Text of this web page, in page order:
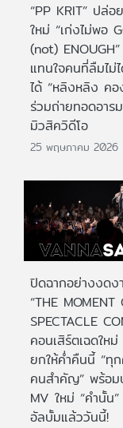
“PP KRIT” ปล่อ
ใหม่ “เก่งไม่พอ
(not)
แทนใจคนที่ลืมไม่
ได้ “หลิงหลิง คอ
ร่วมถ่ายทอดอาร
มิวสิควิดีโอ
25 พฤษภาคม 2026
ปิดฉากอย่างงดง
“THE MOMENT
SPECTACLE
คอนเสิร์ตเฉดให
ยกให้ค่ำคืนนี้ “ทุ
คนสำคัญ” พร้อ
MV ใหม่ “คำนั้น
อัลบั้มแล้ววันนี้!